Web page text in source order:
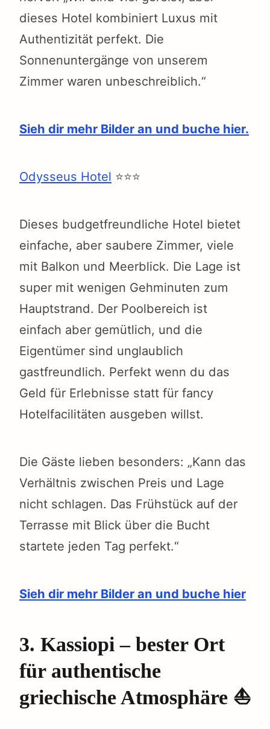
dieses Hotel kombiniert Luxus mit
Authentizität perfekt. Die
Sonnenuntergänge von unserem
Zimmer waren unbeschreiblich.“
Sieh dir mehr Bilder an und buche hier.
Odysseus Hotel ⭐⭐⭐
Dieses budgetfreundliche Hotel bietet
einfache, aber saubere Zimmer, viele
mit Balkon und Meerblick. Die Lage ist
super mit wenigen Gehminuten zum
Hauptstrand. Der Poolbereich ist
einfach aber gemütlich, und die
Eigentümer sind unglaublich
gastfreundlich. Perfekt wenn du das
Geld für Erlebnisse statt für fancy
Hotelfacilitäten ausgeben willst.
Die Gäste lieben besonders: „Kann das
Verhältnis zwischen Preis und Lage
nicht schlagen. Das Frühstück auf der
Terrasse mit Blick über die Bucht
startete jeden Tag perfekt.“
Sieh dir mehr Bilder an und buche hier
3. Kassiopi – bester Ort
für authentische
griechische Atmosphäre ⛵